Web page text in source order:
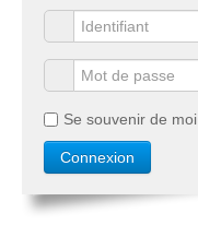
Se souvenir de moi